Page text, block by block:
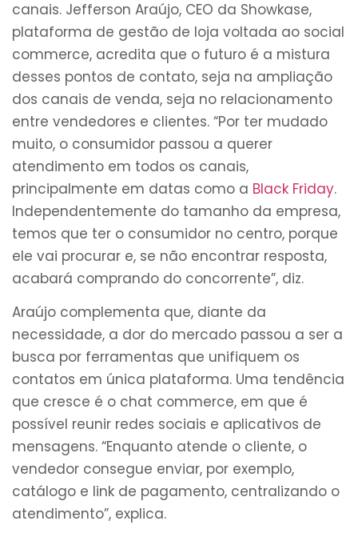
canais. Jefferson Araújo, CEO da Showkase,
plataforma de gestão de loja voltada ao social
commerce, acredita que o futuro é a mistura
desses pontos de contato, seja na ampliação
dos canais de venda, seja no relacionamento
entre vendedores e clientes. “Por ter mudado
muito, o consumidor passou a querer
atendimento em todos os canais,
principalmente em datas como a Black Friday.
Independentemente do tamanho da empresa,
temos que ter o consumidor no centro, porque
ele vai procurar e, se não encontrar resposta,
acabará comprando do concorrente”, diz.
Araújo complementa que, diante da
necessidade, a dor do mercado passou a ser a
busca por ferramentas que unifiquem os
contatos em única plataforma. Uma tendência
que cresce é o chat commerce, em que é
possível reunir redes sociais e aplicativos de
mensagens. “Enquanto atende o cliente, o
vendedor consegue enviar, por exemplo,
catálogo e link de pagamento, centralizando o
atendimento”, explica.